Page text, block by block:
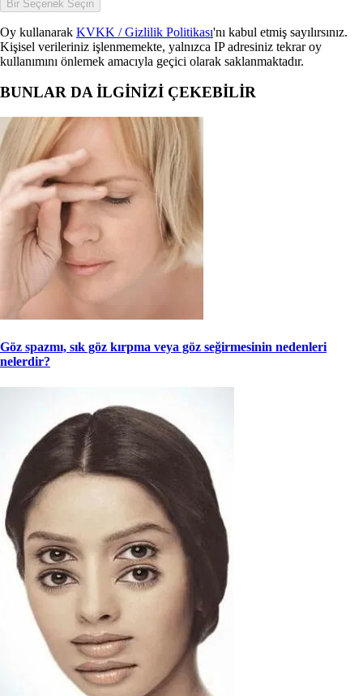
Bir Seçenek Seçin
Oy kullanarak KVKK / Gizlilik Politikası'nı kabul etmiş sayılırsınız.
Kişisel verileriniz işlenmemekte, yalnızca IP adresiniz tekrar oy
kullanımını önlemek amacıyla geçici olarak saklanmaktadır.
BUNLAR DA İLGİNİZİ ÇEKEBİLİR
Göz spazmı, sık göz kırpma veya göz seğirmesinin nedenleri
nelerdir?